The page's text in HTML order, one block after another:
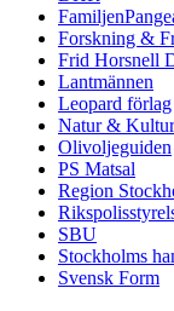
Forskning &
Frid Horsnell
Lantmännen
Leopard förlag
Natur & Kultur
Olivoljeguiden
PS Matsal
Region
SBU
Stockholms
Svensk Form